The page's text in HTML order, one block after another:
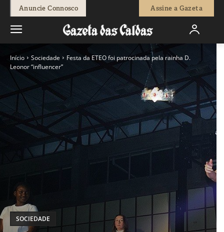
Anuncie Connosco Assine a Gazeta
Início Sociedade
Festa da ETEO foi patrocinada pela rainha D.
Leonor “influencer”
SOCIEDADE